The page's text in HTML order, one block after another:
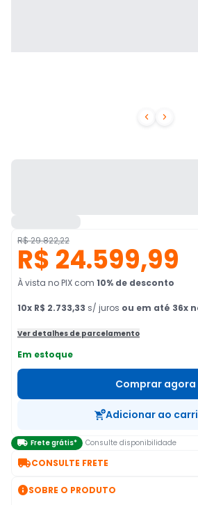
 
R$ 29.822,22
R$ 24.599,99
À vista no PIX com 10% de desconto
10x R$ 2.733,33 s/ juros ou em até 36x
Ver detalhes de parcelamento
Em estoque
Comprar agora
Adicionar ao
 Frete grátis* Consulte disponibilidade
CONSULTE FRETE
SOBRE O PRODUTO